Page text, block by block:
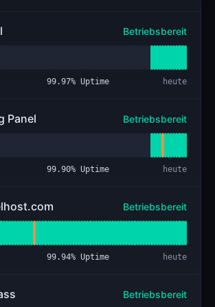
Betriebsbereit
99.97% Uptime heute
Panel Betriebsbereit
99.90% Uptime heute
Betriebsbereit
99.94% Uptime heute
Betriebsbereit